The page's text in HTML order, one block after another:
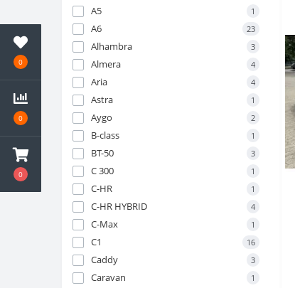
0
0
0
A5 1
A6 23
Alhambra 3
Almera 4
Aria 4
Astra 1
Aygo 2
B-class 1
BT-50 3
C 300 1
C-HR 1
C-HR HYBRID 4
C-Max 1
C1 16
Caddy 3
Caravan 1